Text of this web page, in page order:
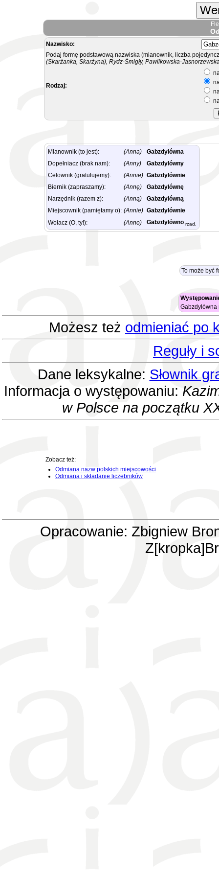
Nazwisko:
Podaj formę podstawową nazwiska (mianownik, liczba
(Skarżanka, Skarżyna), Rydz-Śmigły, Pawlikowska-
Rodzaj:
Mianownik (to jest): (Anna)
Gabzdylówna
Dopełniacz (brak nam):
(Anny)
Gabzdylówny
Celownik (gratulujemy):
(Annie) Gabzdylównie
Biernik (zapraszamy):
(Annę)
Gabzdylównę
Narzędnik (razem z):
(Anną)
Gabzdylówną
Miejscownik (pamiętamy o): (Annie) Gabzdylównie
Wołacz (O, ty!):
(Anno) Gabzdylówno rzad.
To może być
Gabzdylówna
Możesz też odmieniać po
Reguły i
Dane leksykalne: Słownik
Informacja o występowaniu:
w Polsce na początku
Zobacz też:
Odmiana nazw polskich miejscowości
Odmiana i składanie liczebników
Opracowanie: Zbigniew